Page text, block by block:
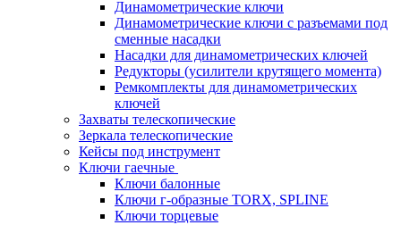
Динамометрические ключи
Динамометрические ключи с разъемами под
сменные насадки
Насадки для динамометрических ключей
Редукторы (усилители крутящего момента)
Ремкомплекты для динамометрических
ключей
Захваты телескопические
Зеркала телескопические
Кейсы под инструмент
Ключи гаечные
Ключи балонные
Ключи г-образные TORX, SPLINE
Ключи торцевые